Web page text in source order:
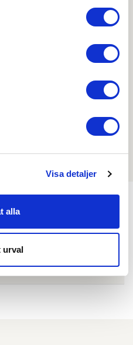
Visa detaljer
alla
urval
eller logga in för att
samt
produkt